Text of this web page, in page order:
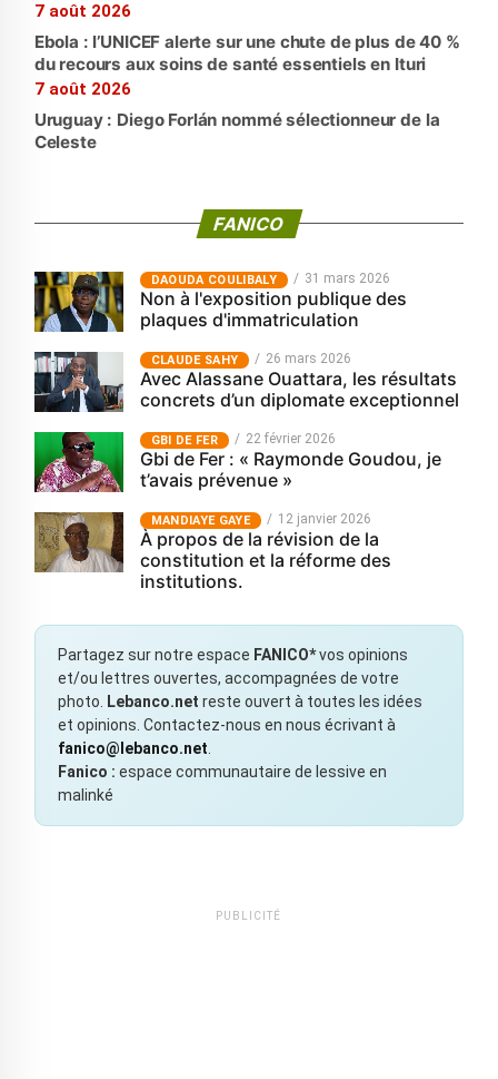
7 août 2026
Ebola : l’UNICEF alerte sur une chute de plus de 40 %
du recours aux soins de santé essentiels en Ituri
7 août 2026
Uruguay : Diego Forlán nommé sélectionneur de la
Celeste
FANICO
‎DAOUDA COULIBALY 31 mars 2026
Non à l'exposition publique des
plaques d'immatriculation
CLAUDE SAHY 26 mars 2026
Avec Alassane Ouattara, les résultats
concrets d’un diplomate exceptionnel
GBI DE FER 22 février 2026
Gbi de Fer : « Raymonde Goudou, je
t’avais prévenue »
MANDIAYE GAYE 12 janvier 2026
À propos de la révision de la
constitution et la réforme des
institutions.
Partagez sur notre espace FANICO*vos opinions
et/ou lettres ouvertes, accompagnées de votre
photo. Lebanco.net reste ouvert à toutes les idées
et opinions. Contactez-nous en nous écrivant à
fanico@lebanco.net.
Fanico : espace communautaire de lessive en
malinké
PUBLICITÉ